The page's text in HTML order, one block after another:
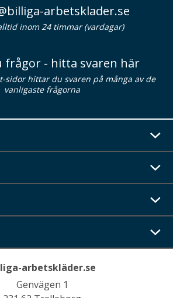
arbetsklader.se
inom 24 timmar (vardagar)
frågor - hitta svaren här
sidor hittar du svaren på många av de
vanligaste frågorna
arbetskläder.se
Genvägen 1